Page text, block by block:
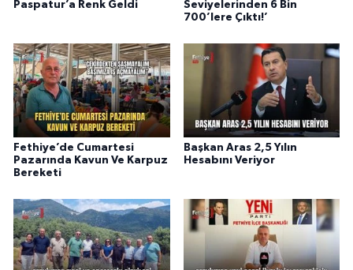
Paspatur’a Renk Geldi
Seviyelerinden 6 Bin
700’lere Çıktı!’
Fethiye’de Cumartesi
Pazarında Kavun Ve Karpuz
Bereketi
Başkan Aras 2,5 Yılın
Hesabını Veriyor